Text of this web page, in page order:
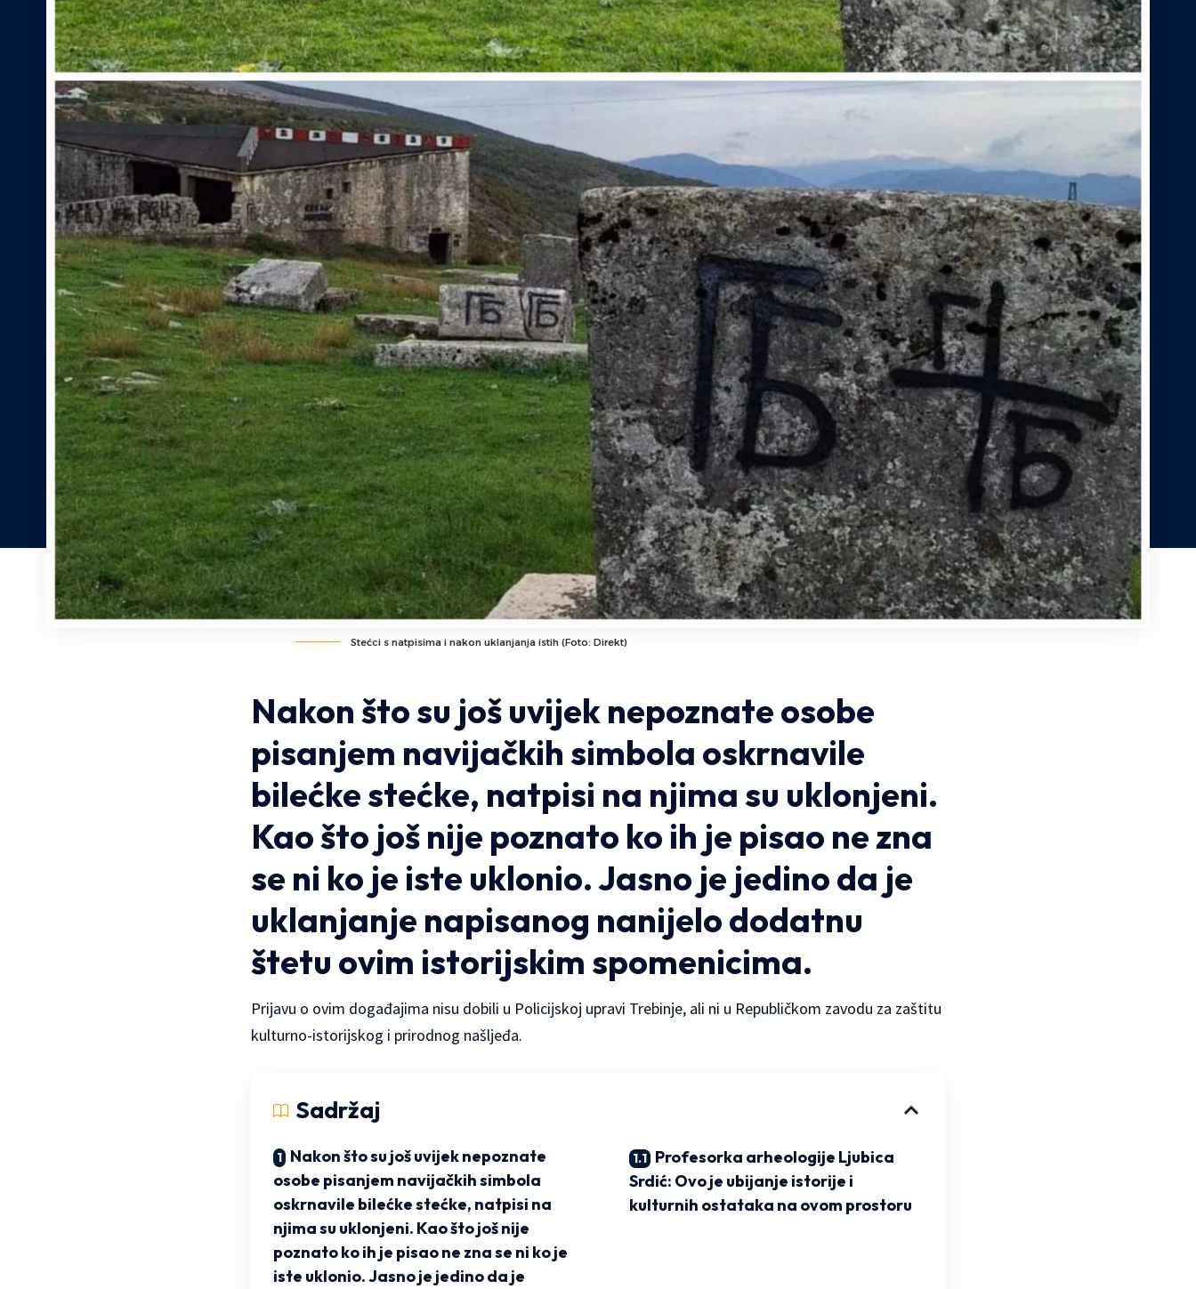
Stećci s natpisima i nakon uklanjanja istih (Foto: Direkt)
Nakon što su još uvijek nepoznate osobe
pisanjem navijačkih simbola oskrnavile
bilećke stećke, natpisi na njima su uklonjeni.
Kao što još nije poznato ko ih je pisao ne zna
se ni ko je iste uklonio. Jasno je jedino da je
uklanjanje napisanog nanijelo dodatnu
štetu ovim istorijskim spomenicima.
Prijavu o ovim događajima nisu dobili u Policijskoj upravi Trebinje, ali ni u Republičkom zavodu za zaštitu
kulturno-istorijskog i prirodnog našljeđa.
Sadržaj
Nakon što su još uvijek nepoznate
osobe pisanjem navijačkih simbola
oskrnavile bilećke stećke, natpisi na
njima su uklonjeni. Kao što još nije
poznato ko ih je pisao ne zna se ni ko je
iste uklonio. Jasno je jedino da je
Profesorka arheologije Ljubica
Srdić: Ovo je ubijanje istorije i
kulturnih ostataka na ovom prostoru